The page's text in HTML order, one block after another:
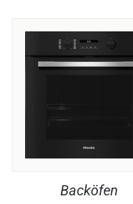
Backöfen